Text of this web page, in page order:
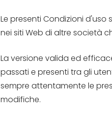
Le presenti Condizioni
nei siti Web di altre società
La versione valida ed
passati e presenti tra gli
sempre attentamente le
modifiche.